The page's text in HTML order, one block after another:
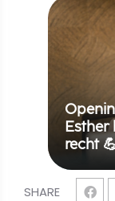
SHARE
Esther
recht